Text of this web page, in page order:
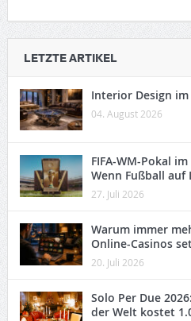
LETZTE ARTIKEL
Interior Design
04. August 2026
FIFA-WM-Pokal
Wenn Fußball
27. Juli 2026
Warum immer
Online-Casinos
20. Juli 2026
Solo Per Due
der Welt kostet